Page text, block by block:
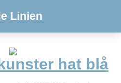
Linien
hat blå